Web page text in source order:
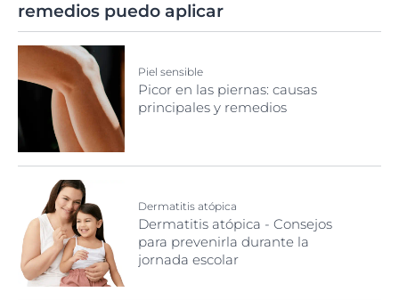
remedios puedo aplicar
Piel sensible
Picor en las piernas: causas
principales y remedios
Dermatitis atópica
Dermatitis atópica - Consejos
para prevenirla durante la
jornada escolar